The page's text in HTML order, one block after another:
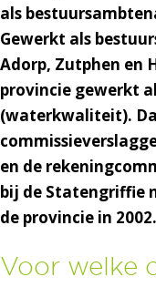
als
Gewerkt als
Adorp, Zutphen en
provincie gewerkt
(waterkwaliteit).
en de
bij de Statengriffie
de provincie in 2002.
Voor welke